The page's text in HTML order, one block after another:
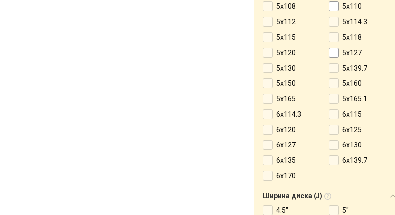
5x108
5x110
5x112
5x114.3
5x115
5x118
5x120
5x127
5x130
5x139.7
5x150
5x160
5x165
5x165.1
6x114.3
6x115
6x120
6x125
6x127
6x130
6x135
6x139.7
6x170
Ширина диска (J)
4.5"
5"